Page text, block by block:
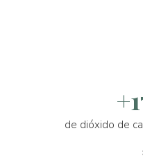
de dióxido de